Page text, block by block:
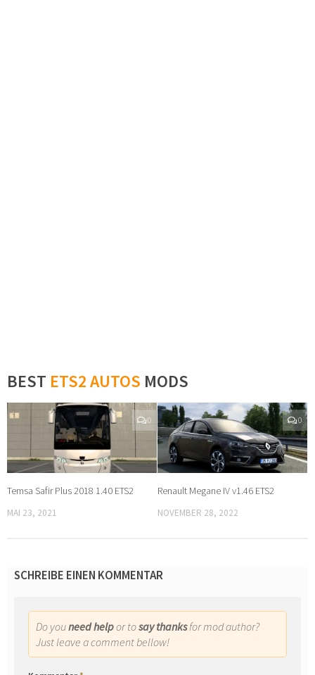
BEST ETS2 AUTOS MODS
0
Temsa Safir Plus 2018 1.40 ETS2
MAI 23, 2021
0
Renault Megane IV v1.46 ETS2
NOVEMBER 28, 2022
SCHREIBE EINEN KOMMENTAR
Do youneed helpor tosay thanksfor mod author?
Just leave a comment bellow!